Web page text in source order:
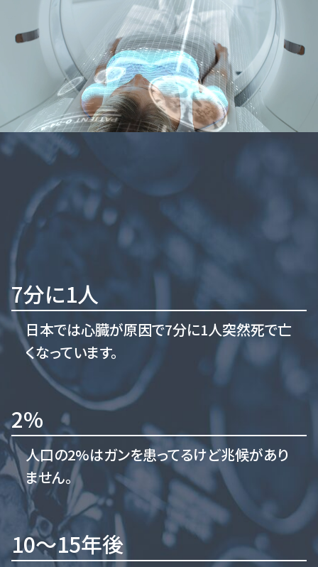
7分に1人
日本では心臓が原因で7分に1人突然死で亡
くなっています。
2%
人口の2%はガンを患ってるけど兆候があり
ません。
10〜15年後